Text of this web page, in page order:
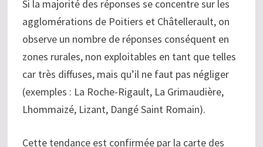
Si la majorité des réponses se concentre sur les
agglomérations de Poitiers et Châtellerault, on
observe un nombre de réponses conséquent en
zones rurales, non exploitables en tant que telles
car très diffuses, mais qu’il ne faut pas négliger
(exemples : La Roche-Rigault, La Grimaudière,
Lhommaizé, Lizant, Dangé Saint Romain).
Cette tendance est confirmée par la carte des